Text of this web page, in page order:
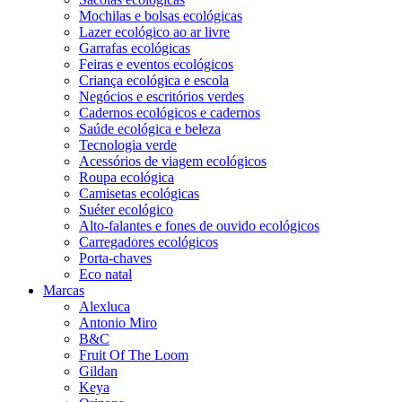
Mochilas e bolsas ecológicas
Lazer ecológico ao ar livre
Garrafas ecológicas
Feiras e eventos ecológicos
Criança ecológica e escola
Negócios e escritórios verdes
Cadernos ecológicos e cadernos
Saúde ecológica e beleza
Tecnologia verde
Acessórios de viagem ecológicos
Roupa ecológica
Camisetas ecológicas
Suéter ecológico
Alto-falantes e fones de ouvido ecológicos
Carregadores ecológicos
Porta-chaves
Eco natal
Marcas
Alexluca
Antonio Miro
B&C
Fruit Of The Loom
Gildan
Keya